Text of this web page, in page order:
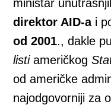
ministar
direktor AID-ai
od 2001., dakle
listiameričkog
od američke
najodgovorniji za